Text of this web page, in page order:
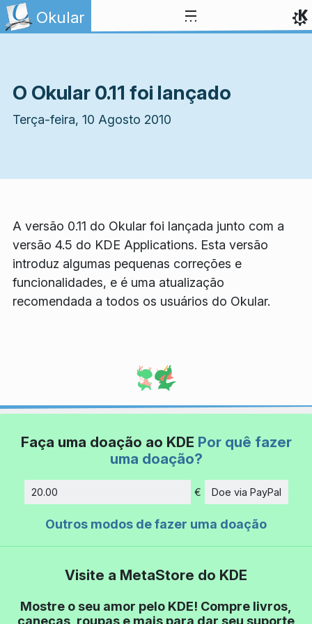
Ir para o conteúdo
Okular
O Okular 0.11 foi lançado
Terça-feira, 10 Agosto 2010
A versão 0.11 do Okular foi lançada junto com a
versão 4.5 do KDE Applications. Esta versão
introduz algumas pequenas correções e
funcionalidades, e é uma atualização
recomendada a todos os usuários do Okular.
Faça uma doação ao KDE Por quê fazer
uma doação?
Quantidade
€ Doe via PayPal
Outros modos de fazer uma doação
Visite a MetaStore do KDE
Mostre o seu amor pelo KDE! Compre livros,
canecas, roupas e mais para dar seu suporte